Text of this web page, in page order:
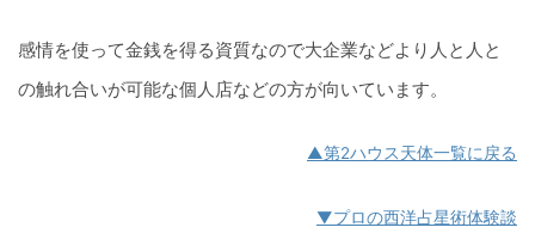
感情を使って金銭を得る資質なので大企業などより人と人と
の触れ合いが可能な個人店などの方が向いています。
▲第2ハウス天体一覧に戻る
▼プロの西洋占星術体験談